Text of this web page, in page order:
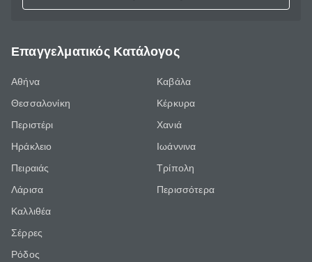
Επαγγελματικός Κατάλογος
Αθήνα
Θεσσαλονίκη
Περιστέρι
Ηράκλειο
Πειραιάς
Λάρισα
Καλλιθέα
Σέρρες
Ρόδος
Καβάλα
Κέρκυρα
Χανιά
Ιωάννινα
Τρίπολη
Περισσότερα